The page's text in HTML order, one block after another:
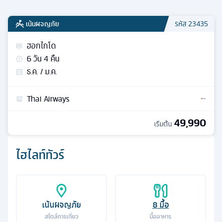
ไฮไลท์ทัวร์
เน้นผจญภัย
สไตล์การเที่ยว
8มื้อ
มื้ออาหาร
เน้นผจญภัย รหัส23435
ฮอกไกโด
6วัน4 คืน
ธ.ค. / ม.ค.
Thai Airways
เริ่มต้น 49,990